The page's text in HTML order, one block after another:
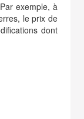
exemple, à
le prix de
dont